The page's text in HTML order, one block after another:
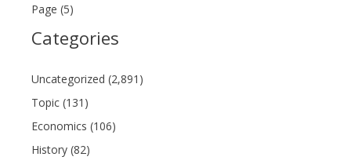
Page (5)
Categories
Uncategorized (2,891)
Topic (131)
Economics (106)
History (82)